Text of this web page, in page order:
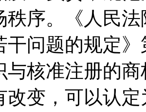
秩序。《人民
干问题的规定
与核准注册的
改变，可以认